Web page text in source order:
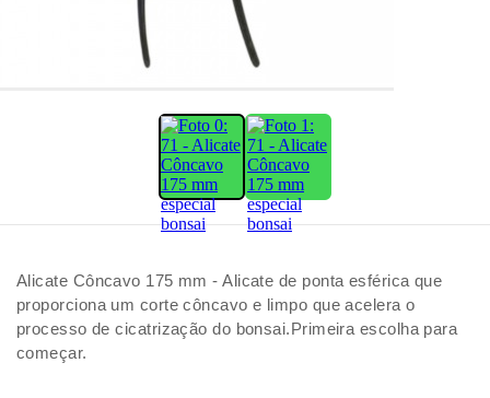
Alicate Côncavo 175 mm - Alicate de ponta esférica que
proporciona um corte côncavo e limpo que acelera o
processo de cicatrização do bonsai.Primeira escolha para
começar.